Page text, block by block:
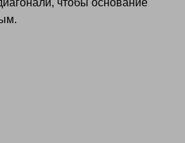
чтобы основание